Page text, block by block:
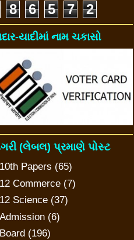
8 6 5 7 2
યાદીમાં નામ ચકાસો
(લેબલ) પ્રમાણે પોસ્ટ
10th Papers (65)
12 Commerce (7)
12 Science (37)
Admission (6)
Board (196)